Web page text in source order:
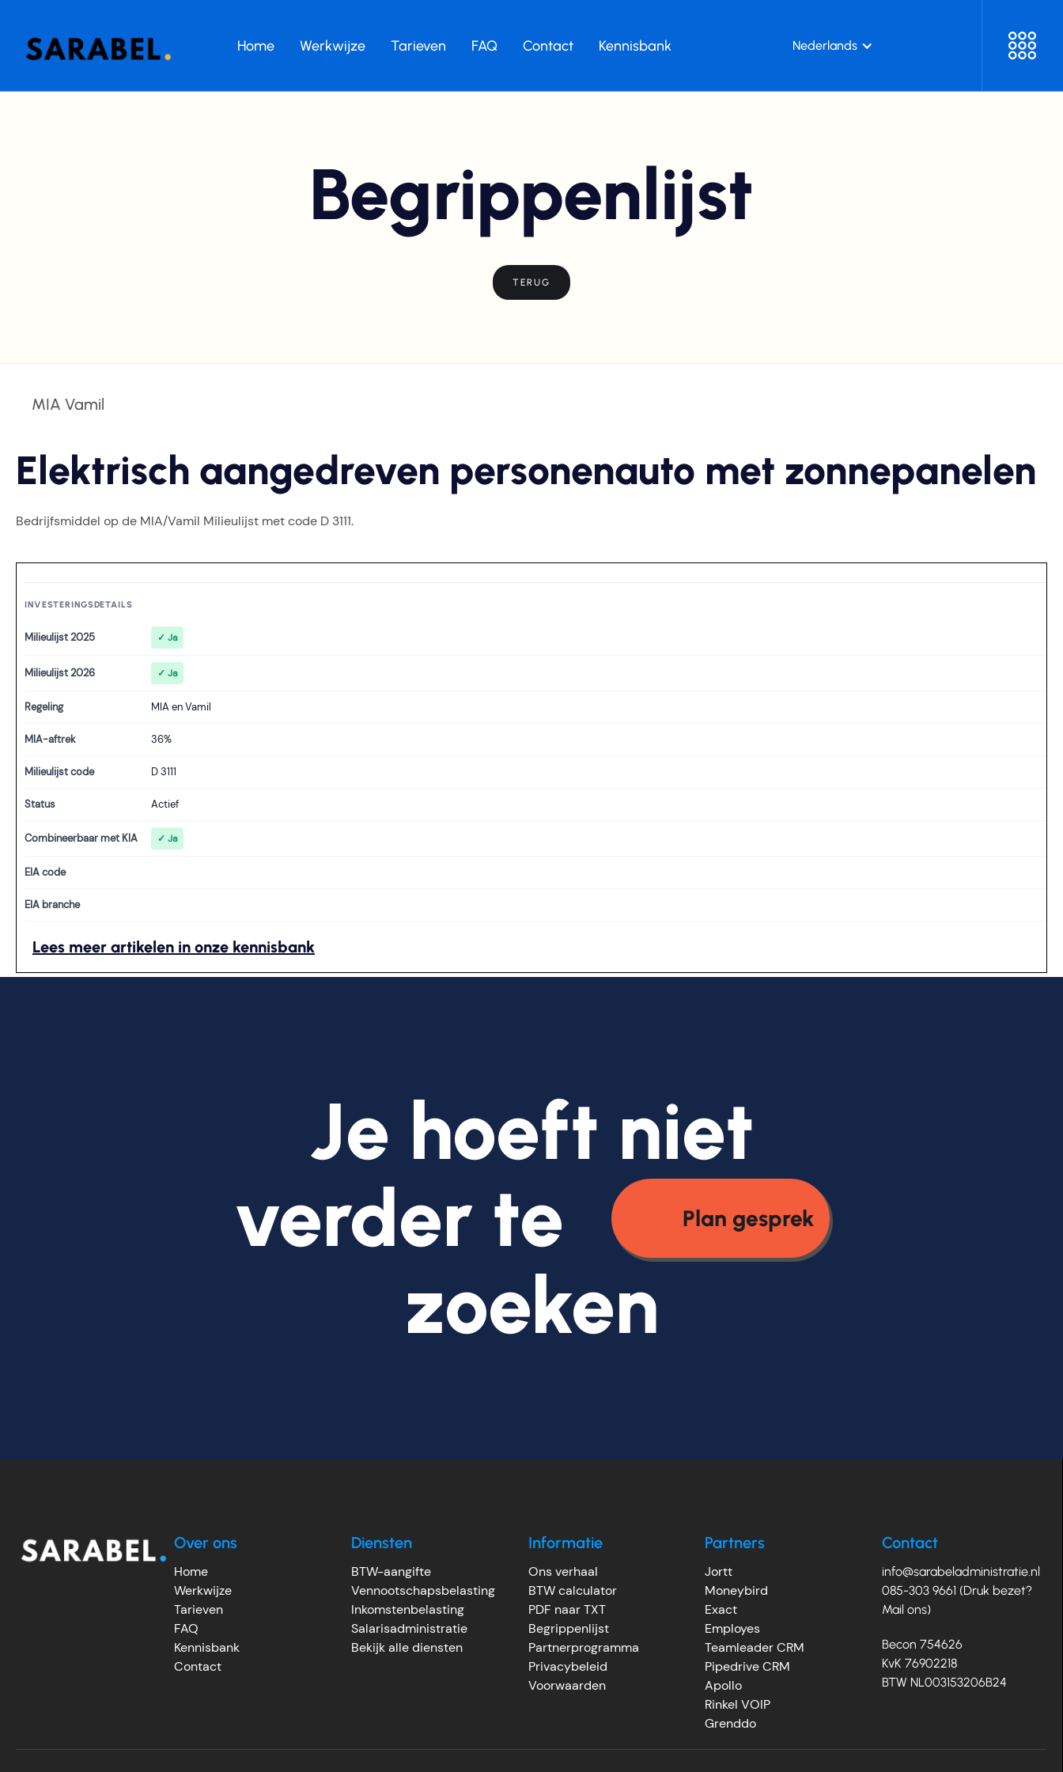
Home Werkwijze Tarieven FAQ Contact Kennisbank Nederlands
Begrippenlijst
TERUG
MIA Vamil
Elektrisch aangedreven personenauto met zonnepanelen
Bedrijfsmiddel op de MIA/Vamil Milieulijst met code D 3111.
INVESTERINGSDETAILS
Milieulijst 2025 ✓ Ja
Milieulijst 2026 ✓ Ja
Regeling MIA en Vamil
MIA-aftrek 36%
Milieulijst code D 3111
Status Actief
Combineerbaar met KIA ✓ Ja
EIA code
EIA branche
Lees meer artikelen in onze kennisbank
Je hoeft niet
verder te
Plan gesprek
zoeken
Over ons
Home
Werkwijze
Tarieven
FAQ
Kennisbank
Contact
Diensten
BTW-aangifte
Vennootschapsbelasting
Inkomstenbelasting
Salarisadministratie
Bekijk alle diensten
Informatie
Ons verhaal
BTW calculator
PDF naar TXT
Begrippenlijst
Partnerprogramma
Privacybeleid
Voorwaarden
Partners
Jortt
Moneybird
Exact
Employes
Teamleader CRM
Pipedrive CRM
Apollo
Rinkel VOIP
Grenddo
Contact
info@sarabeladministratie.nl
085-303 9661 (Druk bezet?
Mail ons)
Becon 754626
KvK 76902218
BTW NL003153206B24